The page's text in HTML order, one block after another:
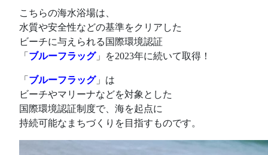
こちらの海水浴場は、
水質や安全性などの基準をクリアした
ビーチに与えられる国際環境認証
「 ブルーフラッグ」を2023年に続いて取得！
「 ブルーフラッグ」は
ビーチやマリーナなどを対象とした
国際環境認証制度で、海を起点に
持続可能なまちづくりを目指すものです。